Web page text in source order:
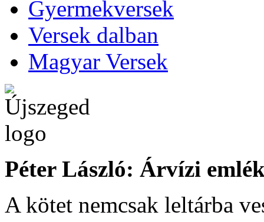
Gyermekversek
Versek dalban
Magyar Versek
Péter László: Árvízi
A kötet nemcsak leltárba